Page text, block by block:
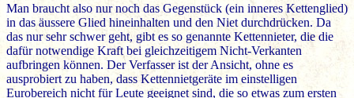
Man braucht also nur noch das Gegenstück (ein inneres Kettenglied)
in das äussere Glied hineinhalten und den Niet durchdrücken. Da
das nur sehr schwer geht, gibt es so genannte Kettennieter, die die
dafür notwendige Kraft bei gleichzeitigem Nicht-Verkanten
aufbringen können. Der Verfasser ist der Ansicht, ohne es
ausprobiert zu haben, dass Kettennietgeräte im einstelligen
Eurobereich nicht für Leute geeignet sind, die so etwas zum ersten